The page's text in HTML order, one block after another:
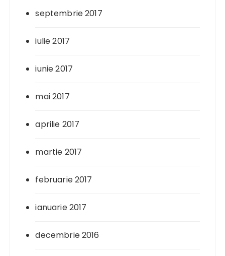
septembrie 2017
iulie 2017
iunie 2017
mai 2017
aprilie 2017
martie 2017
februarie 2017
ianuarie 2017
decembrie 2016